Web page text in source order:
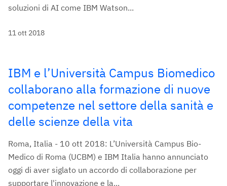
soluzioni di AI come IBM Watson...
11 ott 2018
IBM e l’Università Campus Biomedico
collaborano alla formazione di nuove
competenze nel settore della sanità e
delle scienze della vita
Roma, Italia - 10 ott 2018: L’Università Campus Bio-
Medico di Roma (UCBM) e IBM Italia hanno annunciato
oggi di aver siglato un accordo di collaborazione per
supportare l'innovazione e la...